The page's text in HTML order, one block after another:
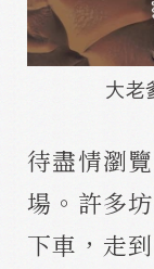
大老
待盡情瀏
場。許多
下車，走